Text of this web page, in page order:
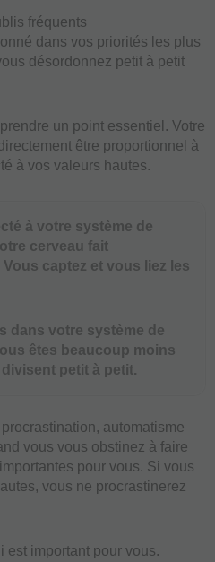
fréquents
dans vos priorités les plus
désordonnez petit à petit
un point essentiel. Votre
être proportionnel à
à vos valeurs hautes.
à votre système de
cerveau fait
captez et vous liez les
dans votre système de
êtes beaucoup moins
petit à petit.
automatisme
vous vous obstinez à faire
pour vous. Si vous
vous ne procrastinerez
est important pour vous.